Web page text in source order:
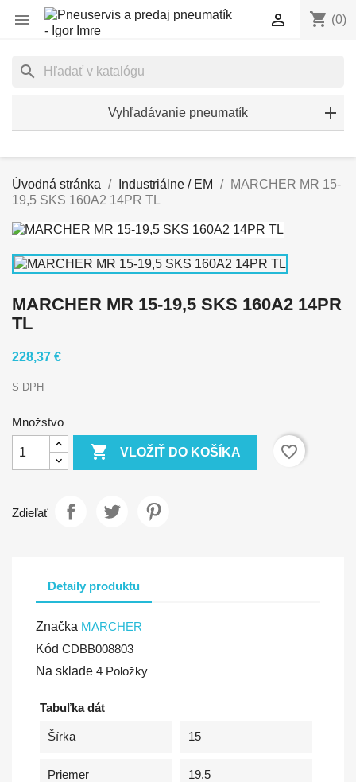
 shopping_cart (0)

search
Vyhľadávanie pneumatík
Úvodná stránka Industriálne / EM
MARCHER MR 15-
19,5 SKS 160A2 14PR TL
MARCHER MR 15-19,5 SKS 160A2 14PR
TL
228,37 €
S DPH
Množstvo
 VLOŽIŤ DO KOŠÍKA favorite_border
Zdieľať
Detaily produktu
Značka MARCHER
Kód CDBB008803
Na sklade 4 Položky
Tabuľka dát
Šírka 15
Priemer 19.5